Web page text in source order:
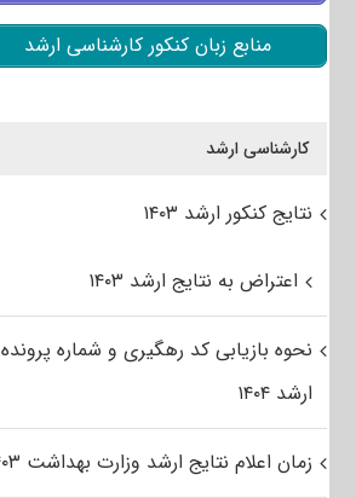
منابع زبان کنکور کارشناسی ارشد
کارشناسی ارشد
نتایج کنکور ارشد ۱۴۰۳
اعتراض به نتایج ارشد ۱۴۰۳
نحوه بازیابی کد رهگیری و شماره پرونده
ارشد ۱۴۰۴
زمان اعلام نتایج ارشد وزارت بهداشت ۱۴۰۳